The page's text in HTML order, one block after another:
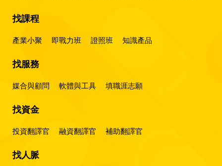
找課程
產業小聚 即戰力班 證照班 知識產品
找服務
媒合與顧問 軟體與工具 填職涯志願
找資金
投資翻譯官 融資翻譯官 補助翻譯官
找人脈